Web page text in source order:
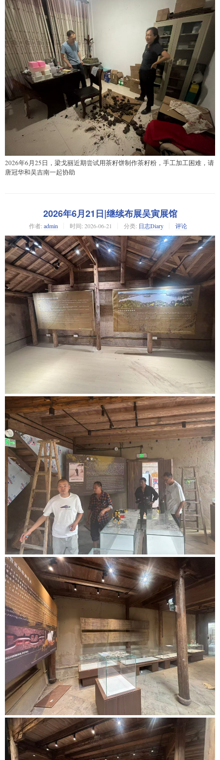
2026年6月25日，梁戈丽近期尝试用茶籽饼制作茶籽粉，手工加工困难，请
唐冠华和吴吉南一起协助
2026年6月21日|继续布展吴寅展馆
作者: admin 时间: 2026-06-21 分类: 日志Diary 评论